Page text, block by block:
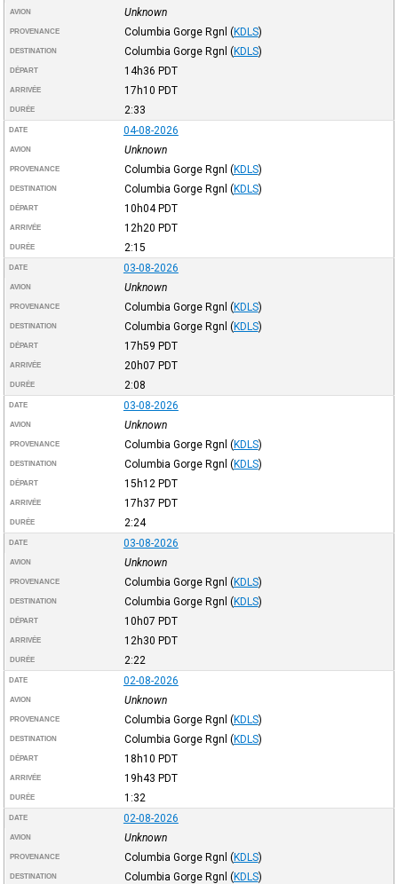
AVION Unknown
PROVENANCE Columbia Gorge Rgnl (KDLS)
DESTINATION Columbia Gorge Rgnl (KDLS)
DÉPART 14h36 PDT
ARRIVÉE 17h10 PDT
DURÉE 2:33
DATE 04-08-2026
AVION Unknown
PROVENANCE Columbia Gorge Rgnl (KDLS)
DESTINATION Columbia Gorge Rgnl (KDLS)
DÉPART 10h04PDT
ARRIVÉE 12h20 PDT
DURÉE 2:15
DATE 03-08-2026
AVION Unknown
PROVENANCE Columbia Gorge Rgnl (KDLS)
DESTINATION Columbia Gorge Rgnl (KDLS)
DÉPART 17h59 PDT
ARRIVÉE 20h07 PDT
DURÉE 2:08
DATE 03-08-2026
AVION Unknown
PROVENANCE Columbia Gorge Rgnl (KDLS)
DESTINATION Columbia Gorge Rgnl (KDLS)
DÉPART 15h12 PDT
ARRIVÉE 17h37 PDT
DURÉE 2:24
DATE 03-08-2026
AVION Unknown
PROVENANCE Columbia Gorge Rgnl (KDLS)
DESTINATION Columbia Gorge Rgnl (KDLS)
DÉPART 10h07 PDT
ARRIVÉE 12h30 PDT
DURÉE 2:22
DATE 02-08-2026
AVION Unknown
PROVENANCE Columbia Gorge Rgnl (KDLS)
DESTINATION Columbia Gorge Rgnl (KDLS)
DÉPART 18h10 PDT
ARRIVÉE 19h43 PDT
DURÉE 1:32
DATE 02-08-2026
AVION Unknown
PROVENANCE Columbia Gorge Rgnl (KDLS)
DESTINATION Columbia Gorge Rgnl (KDLS)